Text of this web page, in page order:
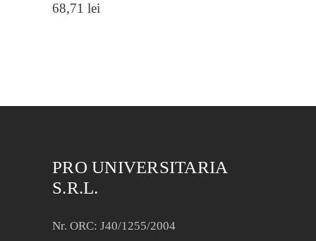
68,71 lei
PRO UNIVERSITARIA
S.R.L.
Nr. ORC: J40/1255/2004